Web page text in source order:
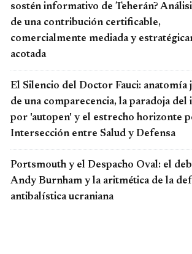
sostén informativo de Teherán?
de una contribución certificable,
comercialmente mediada y
acotada
El Silencio del Doctor Fauci: anatomía
de una comparecencia, la paradoja del
por 'autopen' y el estrecho horizonte
Intersección entre Salud y Defensa
Portsmouth y el Despacho Oval: el
Andy Burnham y la aritmética de la
antibalística ucraniana